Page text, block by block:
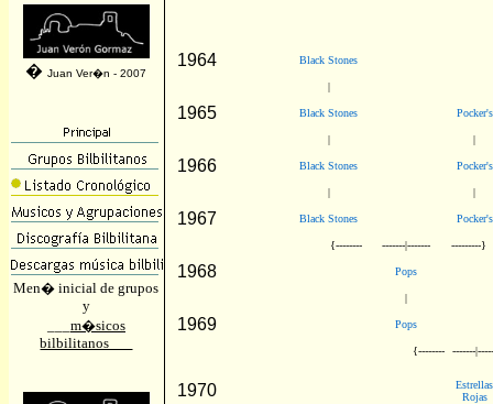
�Juan Ver�n - 2007
Men� inicial de grupos
y
m�sicos
bilbilitanos___
1964 Black Stones
|
1965 Black Stones Pocker's
| |
1966 Black Stones Pocker's
| |
1967 Black Stones Pocker's
{-------- -------|------- ---------}
1968 Pops
|
1969 Pops
{-------- -------
1970
Estrellas
Rojas